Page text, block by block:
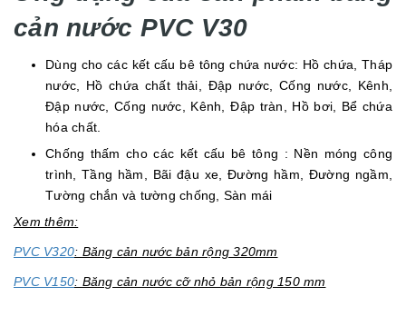
cản nước PVC V30
Dùng cho các kết cấu bê tông chứa nước: Hồ chứa, Tháp
nước, Hồ chứa chất thải, Đập nước, Cống nước, Kênh,
Đập nước, Cống nước, Kênh, Đập tràn, Hồ bơi, Bể chứa
hóa chất.
Chống thấm cho các kết cấu bê tông : Nền móng công
trình, Tầng hầm, Bãi đậu xe, Đường hầm, Đường ngầm,
Tường chắn và tường chống, Sàn mái
Xem thêm:
PVC V320: Băng cản nước bản rộng 320mm
PVC V150: Băng cản nước cỡ nhỏ bản rộng 150 mm